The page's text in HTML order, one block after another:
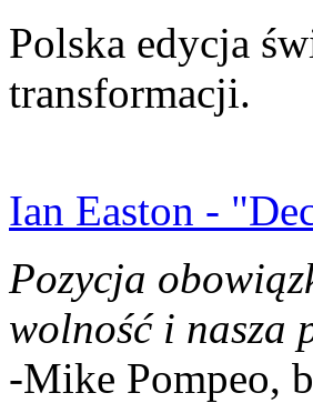
Polska edycja
transformacji.
Ian Easton -
Pozycja
wolność i nasza
-Mike Pompeo,